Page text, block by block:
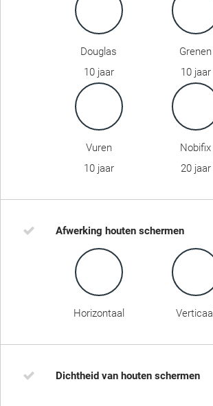
Douglas
10 jaar
Grenen
10 jaar
Vuren
10 jaar
Nobifix
20 jaar
Afwerking houten schermen
Horizontaal Verticaal
Dichtheid van houten schermen